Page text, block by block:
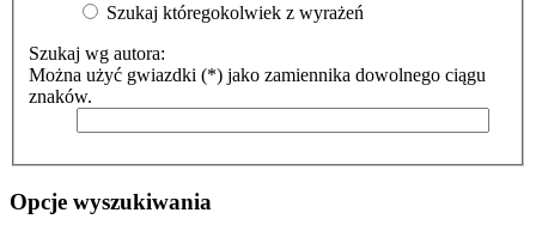
Szukaj któregokolwiek z wyrażeń
Szukaj wg autora:
Można użyć gwiazdki (*) jako zamiennika dowolnego ciągu
znaków.
Opcje wyszukiwania